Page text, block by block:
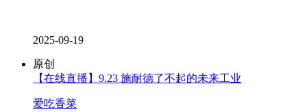
2025-09-19
原创
【在线直播】9.23 施耐德了不起的未来工业
爱吃香菜